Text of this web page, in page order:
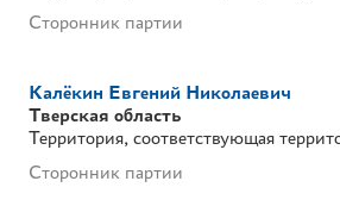
Сторонник партии
Калёкин Евгений Николаевич
Тверская область
Территория, соответствующая
Сторонник партии